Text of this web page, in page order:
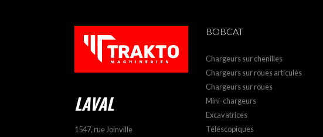
LAVAL
1547, rue Joinville
BOBCAT
Chargeurs sur chenilles
Chargeurs sur roues articulés
Chargeurs sur roues
Mini-chargeurs
Excavatrices
Téléscopiques